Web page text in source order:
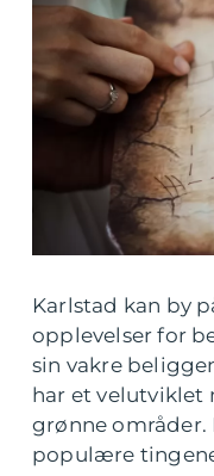
Karlstad kan by
opplevelser for
sin vakre
har et velutviklet
grønne områder.
populære